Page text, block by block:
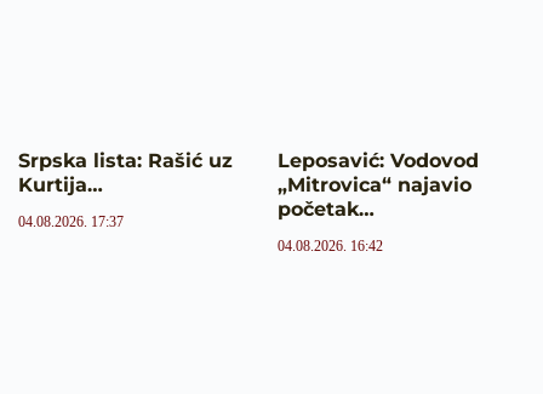
Srpska lista: Rašić uz
Kurtija…
04.08.2026. 17:37
Leposavić: Vodovod
„Mitrovica“ najavio
početak…
04.08.2026. 16:42